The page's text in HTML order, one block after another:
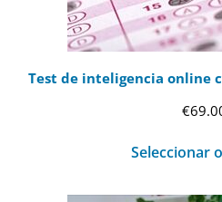
Test de inteligencia online
€
Seleccionar